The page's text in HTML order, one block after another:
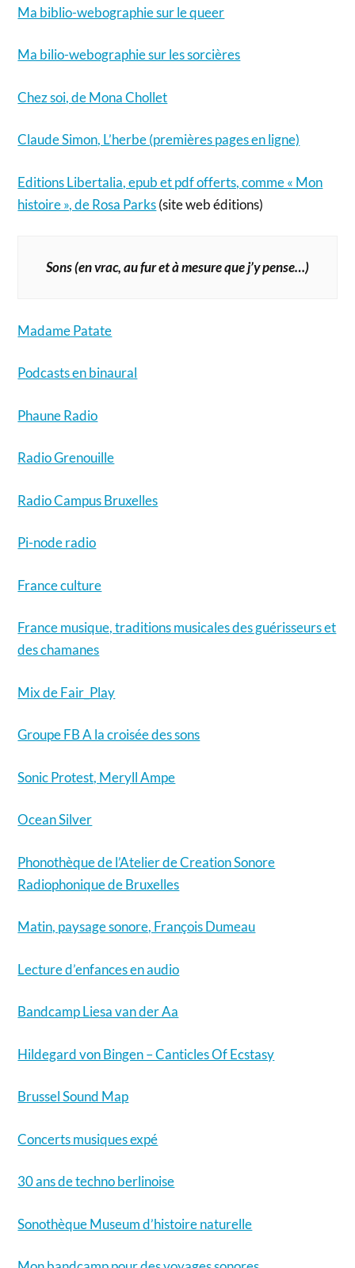
Ma biblio-webographie sur le queer
Ma bilio-webographie sur les sorcières
Chez soi, de Mona Chollet
Claude Simon, L’herbe (premières pages en ligne)
Editions Libertalia, epub et pdf offerts, comme « Mon
histoire », de Rosa Parks(site web éditions)
Sons (en vrac, au fur et à mesure que j’y pense…)
Madame Patate
Podcasts en binaural
Phaune Radio
Radio Grenouille
Radio Campus Bruxelles
Pi-node radio
France culture
France musique, traditions musicales des guérisseurs et
des chamanes
Mix de Fair_Play
Groupe FB A la croisée des sons
Sonic Protest, Meryll Ampe
Ocean Silver
Phonothèque de l’Atelier de Creation Sonore
Radiophonique de Bruxelles
Matin, paysage sonore, François Dumeau
Lecture d’enfances en audio
Bandcamp Liesa van der Aa
Hildegard von Bingen – Canticles Of Ecstasy
Brussel Sound Map
Concerts musiques expé
30 ans de techno berlinoise
Sonothèque Museum d’histoire naturelle